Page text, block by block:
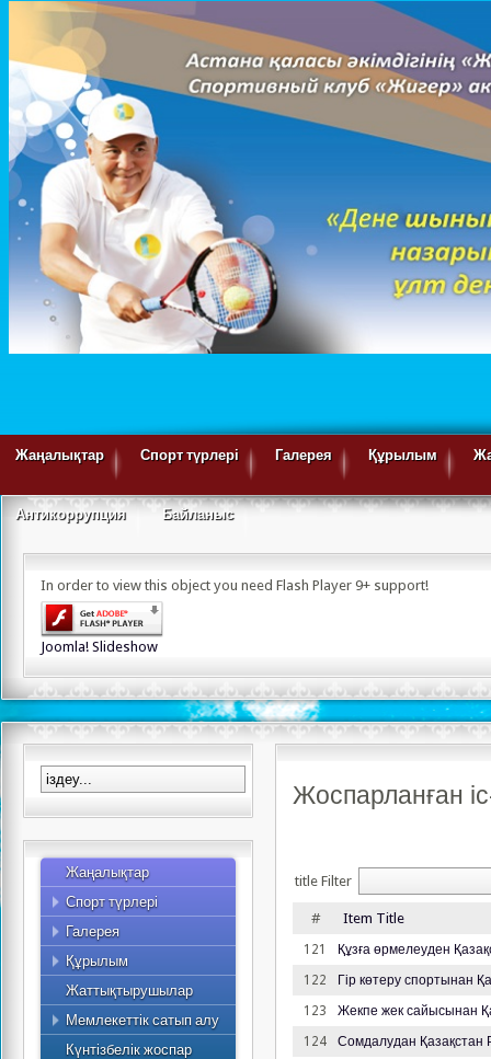
Жаңалықтар Спорт түрлері Галерея Құрылым
Антикоррупция Байланыс
In order to view this object you need Flash Player 9+ support!
Joomla! Slideshow
Жоспарланған
title Filter
# Item Title
121
Құзға өрмелеуден
122
Гір көтеру спортынан
123
Жекпе жек сайысынан
124
Сомдалудан
Жаңалықтар
Спорт түрлері
Альпинизм
Бодибилдинг
Бүркітші
Керлинг
Киокушинкай карате
Сомдалу
Құзға өрмелеу
Ауыр атлетика
Жекпе-жек сайысы
Гір спорты
Қол күресі
Спорттық туризм
Қазақ күресі
Галерея
Фото
Видео
Құрылым
Қызметкерлер
Жаттықтырушылар
Мемлекеттік сатып алу
Жоспар
Күнтізбелік жоспар